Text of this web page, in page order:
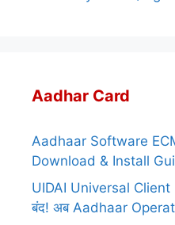
Aadhar Card
Aadhaar Software
Download & Install
UIDAI Universal Client
बंद! अब Aadhaar